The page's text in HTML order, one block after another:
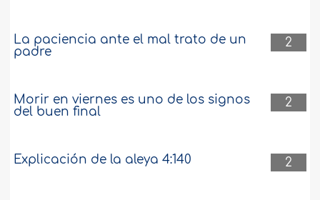
Explicación del hadiz que ordena una
oración entre dos Adhan
basado en el hadiz del Profeta,
sallallaahu ‘alayhi wa sallam, que dice:
"Que Al lah riegue Su misericordia sobre
sallallaahu 'alayhi wa sallam, "Entre cada
dos Adhan hay una oración." La tercera
2
La paciencia ante el mal trato de un
padre
2
Morir en viernes es uno de los signos
del buen final
2
Explicación de la aleya 4:140